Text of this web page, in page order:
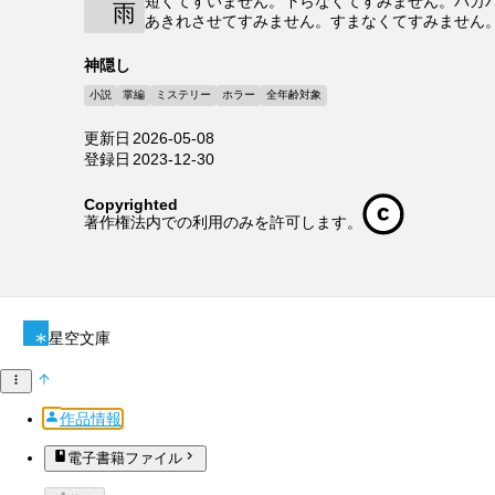
雨 あきれさせてすみません。すまなくてすみません。
神隠し
小説 掌編 ミステリー ホラー 全年齢対象
更新日 2026-05-08
登録日 2023-12-30
Copyrighted
著作権法内での利用のみを許可します。
星空文庫
作品情報
電子書籍ファイル